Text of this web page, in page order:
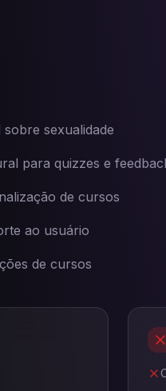
sexualidade
para quizzes e
de cursos
ao usuário
de cursos